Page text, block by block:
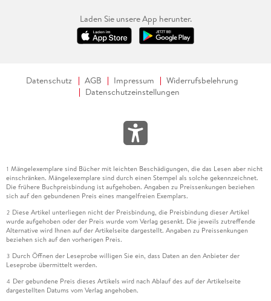
Laden Sie unsere App herunter.
Datenschutz AGB Impressum
Widerrufsbelehrung
Datenschutzeinstellungen
1 Mängelexemplare sind Bücher mit leichten Beschädigungen, die das Lesen aber nicht
einschränken. Mängelexemplare sind durch einen Stempel als solche gekennzeichnet.
Die frühere Buchpreisbindung ist aufgehoben. Angaben zu Preissenkungen beziehen
sich auf den gebundenen Preis eines mangelfreien Exemplars.
2 Diese Artikel unterliegen nicht der Preisbindung, die Preisbindung dieser Artikel
wurde aufgehoben oder der Preis wurde vom Verlag gesenkt. Die jeweils zutreffende
Alternative wird Ihnen auf der Artikelseite dargestellt. Angaben zu Preissenkungen
beziehen sich auf den vorherigen Preis.
3 Durch Öffnen der Leseprobe willigen Sie ein, dass Daten an den Anbieter der
Leseprobe übermittelt werden.
4 Der gebundene Preis dieses Artikels wird nach Ablauf des auf der Artikelseite
dargestellten Datums vom Verlag angehoben.